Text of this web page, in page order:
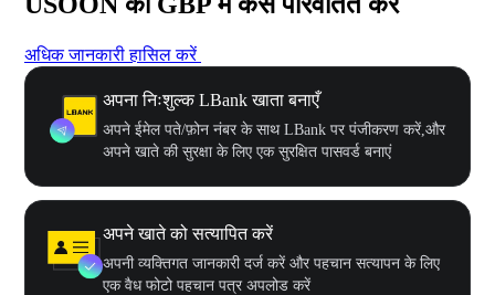
अधिक जानकारी हासिल करें
अपना निःशुल्क LBank खाता बनाएँ
अपने ईमेल पते/फ़ोन नंबर के साथ LBank पर पंजीकरण करें,और
अपने खाते की सुरक्षा के लिए एक सुरक्षित पासवर्ड बनाएं
अपने खाते को सत्यापित करें
अपनी व्यक्तिगत जानकारी दर्ज करें और पहचान सत्यापन के लिए
एक वैध फोटो पहचान पत्र अपलोड करें